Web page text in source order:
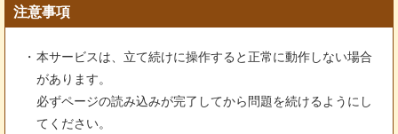
注意事項
本サービスは、立て続けに操作すると正常に動作しない場合
があります。
必ずページの読み込みが完了してから問題を続けるようにし
てください。